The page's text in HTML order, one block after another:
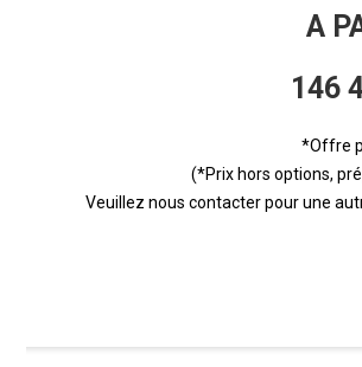
A
146
*Offre
(*Prix hors options,
Veuillez nous contacter pour une